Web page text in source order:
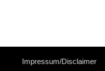
Impressum/Disclaimer